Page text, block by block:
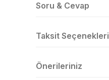
Soru & Cevap
Taksit Seçenekleri
Önerileriniz